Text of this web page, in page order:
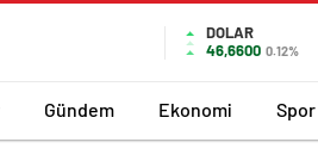
DOLAR
46,6600 0.12%
Gündem Ekonomi Spor